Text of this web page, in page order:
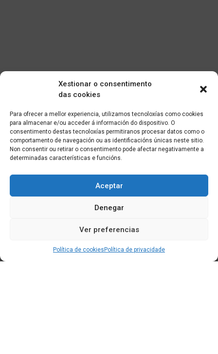
Xestionar o consentimento
das cookies
Para ofrecer a mellor experiencia, utilizamos tecnoloxías como cookies
para almacenar e/ou acceder á información do dispositivo. O
consentimento destas tecnoloxías permitiranos procesar datos como o
comportamento de navegación ou as identificacións únicas neste sitio.
Non consentir ou retirar o consentimento pode afectar negativamente a
determinadas características e funcións.
Aceptar
Denegar
Ver preferencias
Política de cookies Política de privacidade